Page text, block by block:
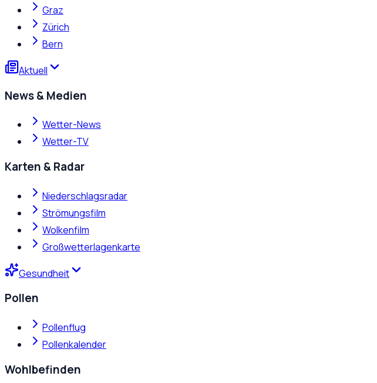
Graz
Zürich
Bern
Aktuell
News & Medien
Wetter-News
Wetter-TV
Karten & Radar
Niederschlagsradar
Strömungsfilm
Wolkenfilm
Großwetterlagenkarte
Gesundheit
Pollen
Pollenflug
Pollenkalender
Wohlbefinden